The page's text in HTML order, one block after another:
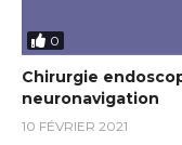
0
Chirurgie
neuronavigation
10 FÉVRIER 2021